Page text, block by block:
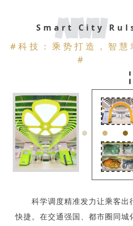
Smart City
# 科技：乘势打造，智慧
#
科学调度精准发力让乘客出
快捷。在交通强国、都市圈同城